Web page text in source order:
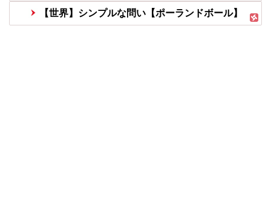
【世界】シンプルな問い【ポーランドボール】